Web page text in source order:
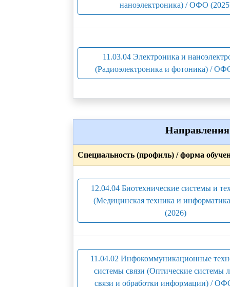
наноэлектроника) / ОФО
11.03.04 Электроника и
(Радиоэлектроника и фотоника) /
Направления
Специальность (профиль) / форма
12.04.04 Биотехнические системы и
(Медицинская техника и
(2026)
11.04.02 Инфокоммуникационные
системы связи (Оптические системы
связи и обработки информации) /